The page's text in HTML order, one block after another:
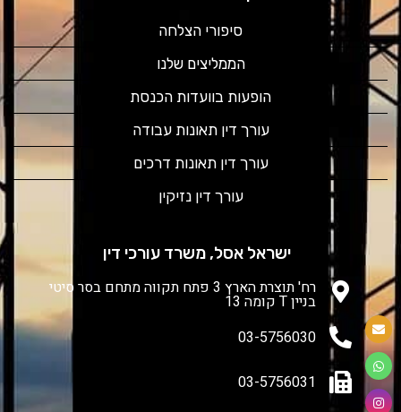
סיפורי הצלחה
הממליצים שלנו
הופעות בוועדות הכנסת
עורך דין תאונות עבודה
עורך דין תאונות דרכים
עורך דין נזיקין
ישראל אסל, משרד עורכי דין
רח' תוצרת הארץ 3 פתח תקווה מתחם בסר סיטי
בניין T קומה 13
03-5756030
03-5756031